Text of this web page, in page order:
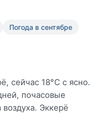
Погода в сентябре
сейчас 18°C с ясно.
почасовые
воздуха. Эккерё